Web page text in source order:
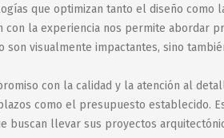
que optimizan tanto el diseño como
con la experiencia nos permite abordar
son visualmente impactantes, sino
con la calidad y la atención al
como el presupuesto establecido.
buscan llevar sus proyectos